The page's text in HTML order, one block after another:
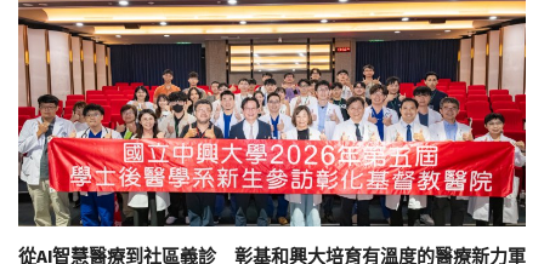
從AI智慧醫療到社區義診 彰基和興大培育有溫度的醫療新力軍